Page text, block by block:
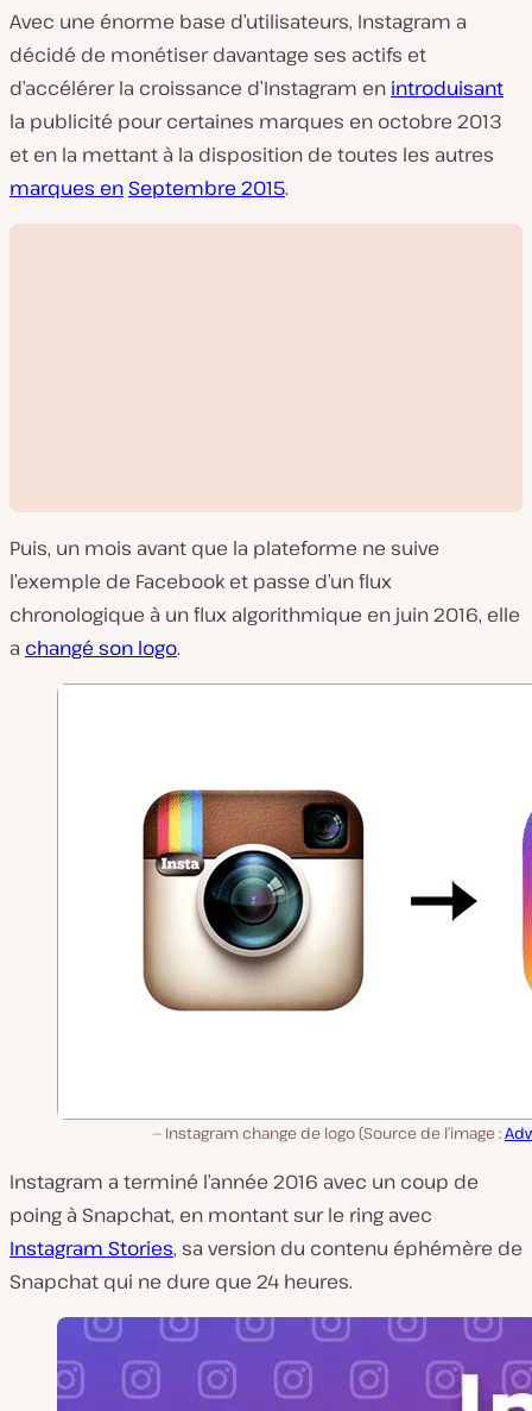
Avec une énorme base d’utilisateurs, Instagram a
décidé de monétiser davantage ses actifs et
d’accélérer la croissance d’Instagram en introduisant
la publicité pour certaines marques en octobre 2013
et en la mettant à la disposition de toutes les autres
marques en Septembre 2015.
i
i
d
é
o
Puis, un mois avant que la plateforme ne suive
l’exemple de Facebook et passe d’un flux
chronologique à un flux algorithmique en juin 2016, elle
a changé son logo.
Instagram change de logo (Source de l’image :
Instagram a terminé l’année 2016 avec un coup de
poing à Snapchat, en montant sur le ring avec
Instagram Stories, sa version du contenu éphémère de
Snapchat qui ne dure que 24 heures.